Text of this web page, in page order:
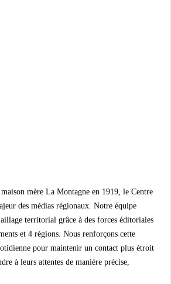
mère La Montagne en 1919, le Centre
des médias régionaux. Notre équipe
territorial grâce à des forces éditoriales
et 4 régions. Nous renforçons cette
pour maintenir un contact plus étroit
à leurs attentes de manière précise,